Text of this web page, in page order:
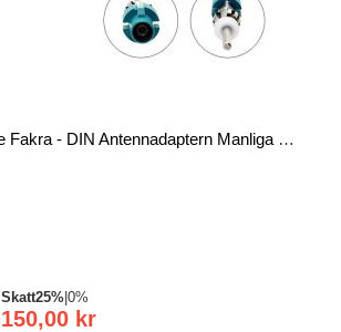
CT27AA43 Hane Fakra - DIN Antennadaptern Manliga Kort
150,00 kr
Skatt25%| 0%